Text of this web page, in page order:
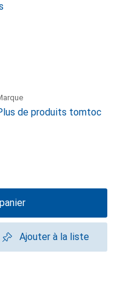
de produits tomtoc
Ajouter à la liste